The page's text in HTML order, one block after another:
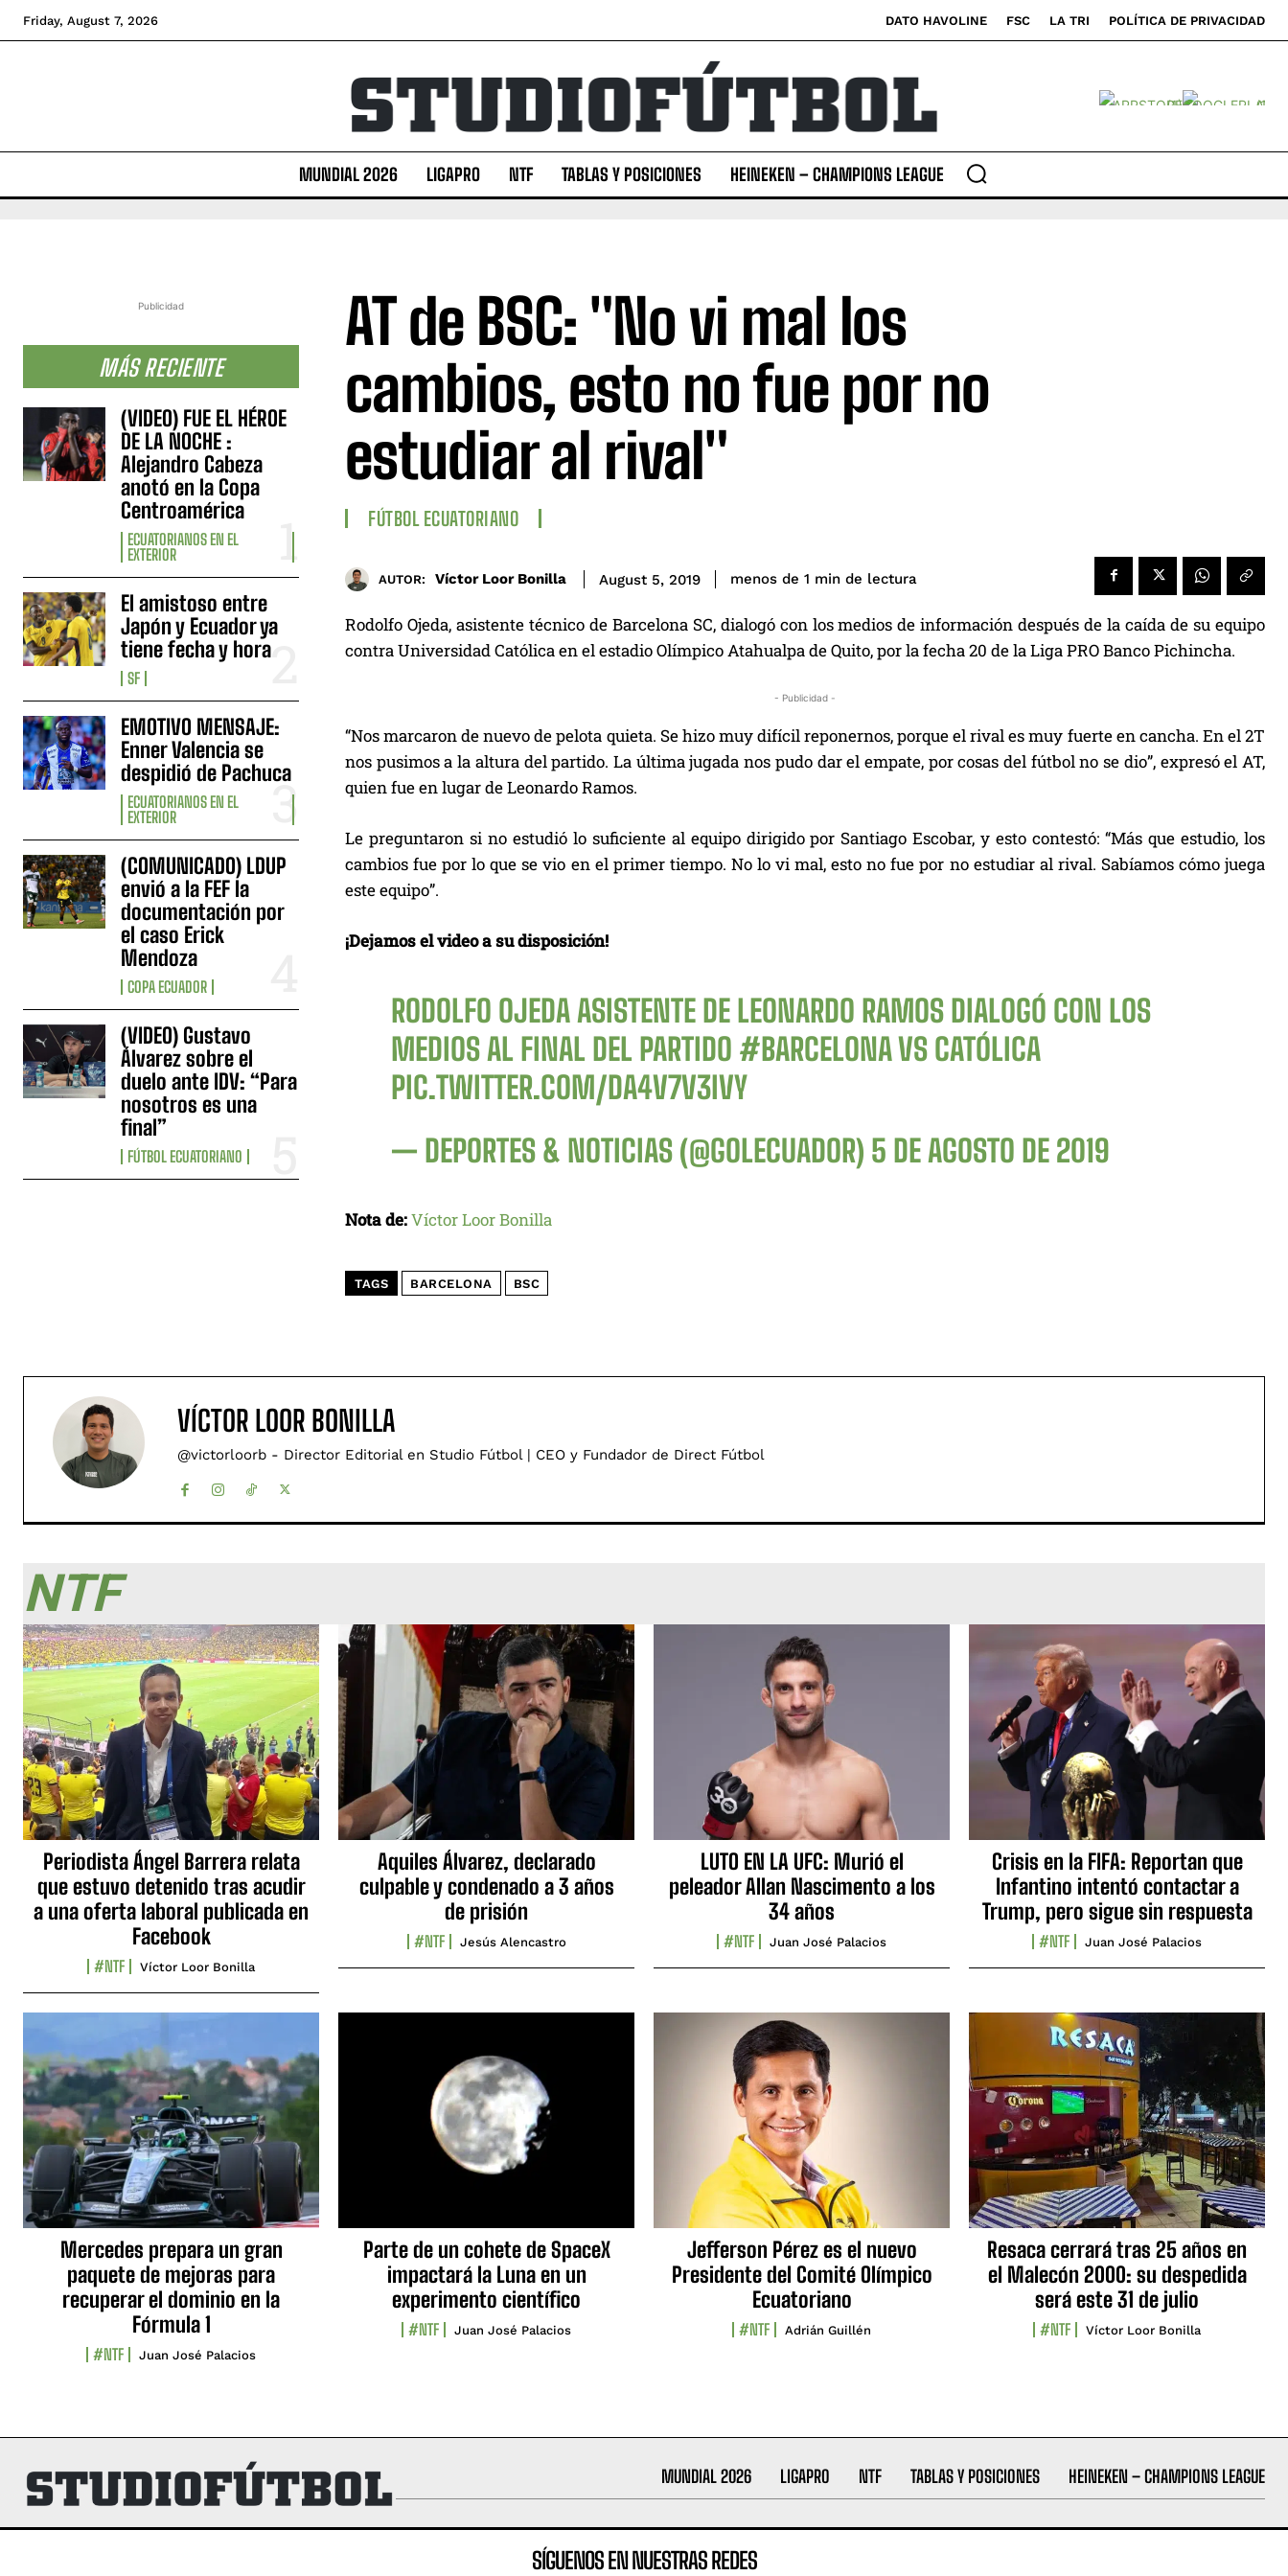
Friday, August 7, 2026 DATO HAVOLINE FSC LA TRI POLÍTICA DE PRIVACIDAD
MUNDIAL 2026 LIGAPRO NTF TABLAS Y POSICIONES HEINEKEN – CHAMPIONS LEAGUE
Publicidad
MÁS RECIENTE
(VIDEO) FUE EL HÉROE
DE LA NOCHE :
Alejandro Cabeza
anotó en la Copa
Centroamérica
ECUATORIANOS EN EL
EXTERIOR
El amistoso entre
Japón y Ecuador ya
tiene fecha y hora
SF
EMOTIVO MENSAJE:
Enner Valencia se
despidió de Pachuca
ECUATORIANOS EN EL
EXTERIOR
(COMUNICADO) LDUP
envió a la FEF la
documentación por
el caso Erick
Mendoza
COPA ECUADOR
(VIDEO) Gustavo
Álvarez sobre el
duelo ante IDV: “Para
nosotros es una
final”
FÚTBOL ECUATORIANO
AT de BSC: "No vi mal los
cambios, esto no fue por no
estudiar al rival"
FÚTBOL ECUATORIANO
AUTOR: Víctor Loor Bonilla August 5, 2019 menos de 1 min de lectura
Rodolfo Ojeda, asistente técnico de Barcelona SC, dialogó con los medios de información después de la caída de su equipo
contra Universidad Católica en el estadio Olímpico Atahualpa de Quito, por la fecha 20 de la Liga PRO Banco Pichincha.
- Publicidad -
“Nos marcaron de nuevo de pelota quieta. Se hizo muy difícil reponernos, porque el rival es muy fuerte en cancha. En el 2T
nos pusimos a la altura del partido. La última jugada nos pudo dar el empate, por cosas del fútbol no se dio”, expresó el AT,
quien fue en lugar de Leonardo Ramos.
Le preguntaron si no estudió lo suficiente al equipo dirigido por Santiago Escobar, y esto contestó: “Más que estudio, los
cambios fue por lo que se vio en el primer tiempo. No lo vi mal, esto no fue por no estudiar al rival. Sabíamos cómo juega
este equipo”.
¡Dejamos el video a su disposición!
RODOLFO OJEDA ASISTENTE DE LEONARDO RAMOS DIALOGÓ CON LOS
MEDIOS AL FINAL DEL PARTIDO #BARCELONAVS CATÓLICA
PIC.TWITTER.COM/DA4V7V3IVY
— DEPORTES & NOTICIAS (@GOLECUADOR) 5 DE AGOSTO DE 2019
Nota de:Víctor Loor Bonilla
TAGS BARCELONA BSC
VÍCTOR LOOR BONILLA
@victorloorb - Director Editorial en Studio Fútbol | CEO y Fundador de Direct Fútbol
NTF
Periodista Ángel Barrera relata
que estuvo detenido tras acudir
a una oferta laboral publicada en
Facebook
#NTF Víctor Loor Bonilla
Aquiles Álvarez, declarado
culpable y condenado a 3 años
de prisión
#NTF Jesús Alencastro
LUTO EN LA UFC: Murió el
peleador Allan Nascimento a los
34 años
#NTF Juan José Palacios
Crisis en la FIFA: Reportan que
Infantino intentó contactar a
Trump, pero sigue sin respuesta
#NTF Juan José Palacios
Mercedes prepara un gran
paquete de mejoras para
recuperar el dominio en la
Fórmula 1
#NTF Juan José Palacios
Parte de un cohete de SpaceX
impactará la Luna en un
experimento científico
#NTF Juan José Palacios
Jefferson Pérez es el nuevo
Presidente del Comité Olímpico
Ecuatoriano
#NTF Adrián Guillén
Resaca cerrará tras 25 años en
el Malecón 2000: su despedida
será este 31 de julio
#NTF Víctor Loor Bonilla
MUNDIAL 2026 LIGAPRO NTF TABLAS Y POSICIONES HEINEKEN – CHAMPIONS LEAGUE
SÍGUENOS EN NUESTRAS REDES